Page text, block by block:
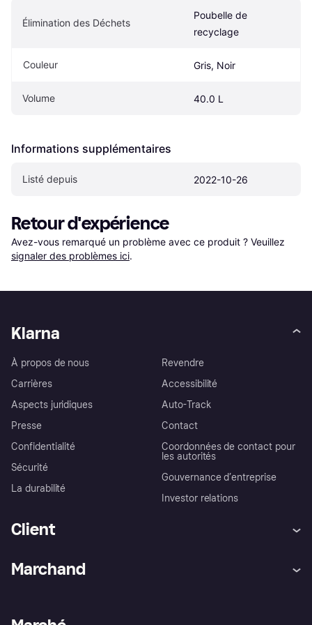
Élimination des Déchets
Poubelle de
recyclage
Couleur Gris, Noir
Volume 40.0 L
Informations supplémentaires
Listé depuis 2022-10-26
Retour d'expérience
Avez-vous remarqué un problème avec ce produit ? Veuillez
signaler des problèmes ici.
Klarna
À propos de nous
Carrières
Aspects juridiques
Presse
Confidentialité
Sécurité
La durabilité
Revendre
Accessibilité
Auto-Track
Contact
Coordonnées de contact pour
les autorités
Gouvernance d’entreprise
Investor relations
Client
Explorez les magasins
Marchand
Portail Marchand